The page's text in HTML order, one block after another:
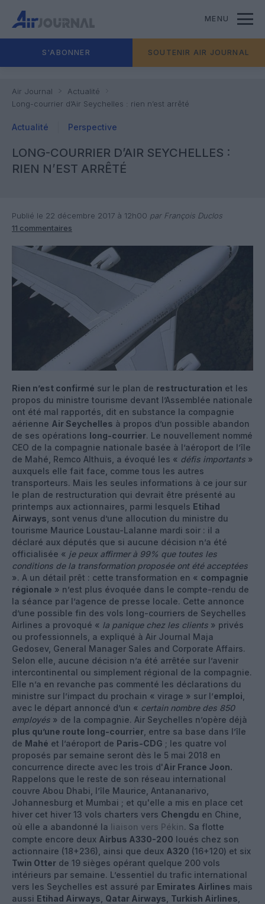
MENU
S'ABONNER SOUTENIR AIR JOURNAL
Air Journal
Actualité
Long-courrier d’Air Seychelles : rien n’est arrêté
Actualité Perspective
LONG-COURRIER D’AIR SEYCHELLES :
RIEN N’EST ARRÊTÉ
Publié le 22 décembre 2017 à 12h00 par François Duclos
11 commentaires
Rien n’est confirmé sur le plan de restructuration et les
propos du ministre tourisme devant l’Assemblée nationale
ont été mal rapportés, dit en substance la compagnie
aérienne Air Seychelles à propos d’un possible abandon
de ses opérations long-courrier. Le nouvellement nommé
CEO de la compagnie nationale basée à l’aéroport de l’île
de Mahé, Remco Althuis, a évoqué les « défis importants »
auxquels elle fait face, comme tous les autres
transporteurs. Mais les seules informations à ce jour sur
le plan de restructuration qui devrait être présenté au
printemps aux actionnaires, parmi lesquels Etihad
Airways , sont venus d’une allocution du ministre du
tourisme Maurice Loustau-Lalanne mardi soir : il a
déclaré aux députés que si aucune décision n’a été
officialisée « je peux affirmer à 99% que toutes les
conditions de la transformation proposée ont été acceptées
». A un détail prêt : cette transformation en « compagnie
régionale » n’est plus évoquée dans le compte-rendu de
la séance par l’agence de presse locale. Cette annonce
d’une possible fin des vols long-courriers de Seychelles
Airlines a provoqué « la panique chez les clients » privés
ou professionnels, a expliqué à Air Journal Maja
Gedosev, General Manager Sales and Corporate Affairs.
Selon elle, aucune décision n’a été arrêtée sur l’avenir
intercontinental ou simplement régional de la compagnie.
Elle n’a en revanche pas commenté les déclarations du
ministre sur l’impact du prochain « virage » sur l’emploi
avec le départ annoncé d’un « certain nombre des 850
employés » de la compagnie. Air Seychelles n’opère déjà
plus qu’une route long-courrier , entre sa base dans l’île
de Mahé et l’aéroport de Paris-CDG ; les quatre vol
proposés par semaine seront dès le 5 mai 2018 en
concurrence directe avec les trois d'Air France Joon.
Rappelons que le reste de son réseau international
couvre Abou Dhabi, l’île Maurice, Antananarivo,
Johannesburg et Mumbai ; et qu'elle a mis en place cet
hiver cet hiver 13 vols charters vers Chengdu en Chine,
où elle a abandonné la liaison vers Pékin. Sa flotte
compte encore deux Airbus A330-200 loués chez son
actionnaire (18+236), ainsi que deux A320 (16+120) et six
Twin Otter de 19 sièges opérant quelque 200 vols
intérieurs par semaine. L’essentiel du trafic international
vers les Seychelles est assuré par Emirates Airlines mais
aussi Etihad Airways Qatar Airways Turkish Airlines